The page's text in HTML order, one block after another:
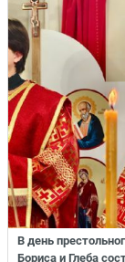
В день
Бориса и Глеба